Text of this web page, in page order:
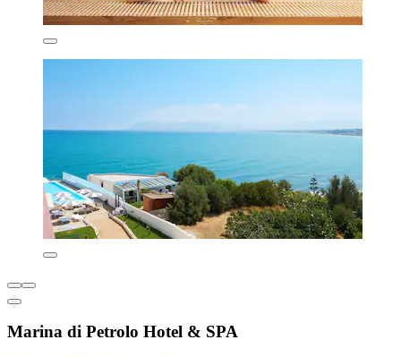
Marina di Petrolo Hotel & SPA